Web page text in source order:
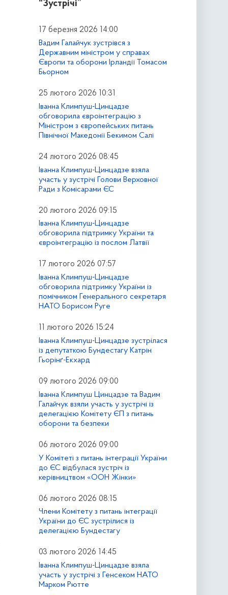
“Зустрічі”
17 березня 2026 14:00
Вадим Галайчук зустрівся з
Державним міністром у справах
Європи та оборони Ірландії Томасом
Бьорном
25 лютого 2026 10:31
Іванна Климпуш-Цинцадзе
обговорила євроінтеграцію з
Міністром з європейських питань
Північної Македонії Бекимом Салі
24 лютого 2026 08:45
Іванна Климпуш-Цинцадзе взяла
участь у зустрічі Голови Верховної
Ради з Комісарами ЄС
20 лютого 2026 09:15
Іванна Климпуш-Цинцадзе
обговорила підтримку України та
євроінтеграцію із послом Латвії
17 лютого 2026 07:57
Іванна Климпуш-Цинцадзе
обговорила підтримку України із
помічником Генерального секретаря
НАТО Борисом Руге
11 лютого 2026 15:24
Іванна Климпуш-Цинцадзе зустрілася
із депутаткою Бундестагу Катрін
Гьорінґ-Екхард
09 лютого 2026 09:00
Іванна Климпуш Цинцадзе та Вадим
Галайчук взяли участь у зустрічі із
делегацією Комітету ЄП з питань
оборони та безпеки
06 лютого 2026 09:00
У Комітеті з питань інтеграції України
до ЄС відбулася зустріч із
керівництвом «ООН Жінки»
06 лютого 2026 08:15
Члени Комітету з питань інтеграції
України до ЄС зустрілися із
делегацією Бундестагу
03 лютого 2026 14:45
Іванна Климпуш-Цинцадзе взяла
участь у зустрічі з Генсеком НАТО
Марком Рютте